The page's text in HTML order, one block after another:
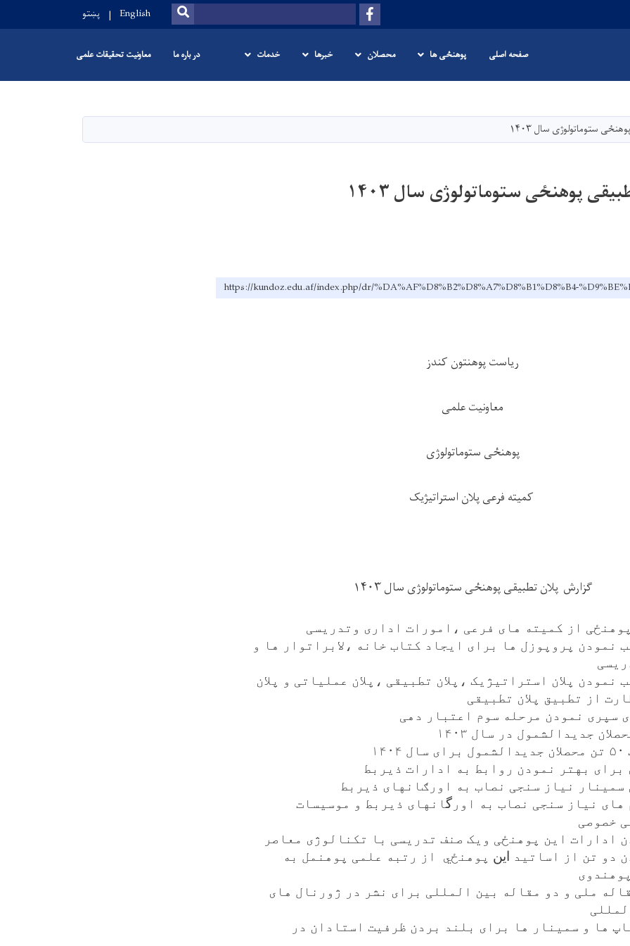
content
Facebook
Search
SEARCH
English پښتو
صفحه اصلی پوهنځی ها محصلان خبرها خدمات در باره ما معاونیت تحقیقات علمی
ستوماتولوژی سال ۱۴۰۳
پوهنځی ستوماتولوژی سال ۱۴۰۳
https://kundoz.edu.af/index.php/dr/%DA%AF%D8%B2%D8%A7%D8%B1%D8%B4-
ریاست پوهنتون کندز
معاونیت علمی
پوهنځی ستوماتولوژی
کمیته فرعی پلان استراتیژیک
گزارش پلان تطبیقی پوهنځی ستوماتولوژی سال ۱۴۰۳
از کمیته های فرعی ،امورات اداری وتدریسی
نمودن پروپوزل ها برای ایجاد کتاب خانه ،لابراتوار ها و
نمودن پلان استراتیژیک ،پلان تطبیقی ،پلان عملیاتی و پلان
از تطبیق پلان تطبیقی
سپری نمودن مرحله سوم اعتبار دهی
برای بهتر نمودن روابط به ادارات ذیربط
سمینار نیاز سنجی نصاب به اورګانهای ذیربط
های نیاز سنجی نصاب به اور گانهای ذیربط و موسیسات
خصوصی
ادارات این پوهنځی ویک صنف تدریسی با تکنالوژی معاصر
دو تن از اساتید
این پوهنځي از رتبه علمی پوهنمل به
ملی و دو مقاله بین المللی برای نشر در ژورنال های
ها و سمینار ها برای بلند بردن ظرفیت استادان در